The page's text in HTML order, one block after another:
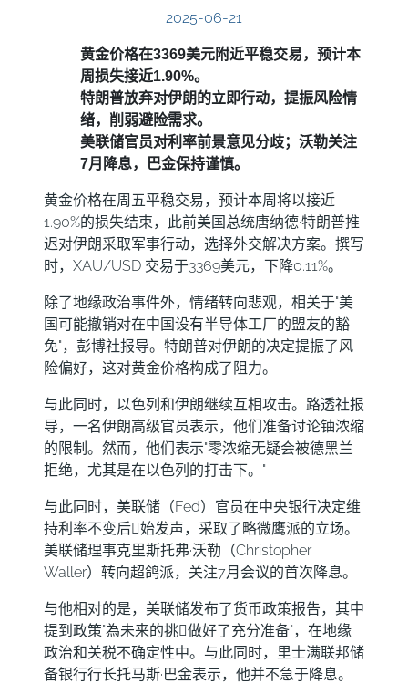
2025-06-21
黄金价格在3369美元附近平稳交易，预计本
周损失接近1.90%。
特朗普放弃对伊朗的立即行动，提振风险情
绪，削弱避险需求。
美联储官员对利率前景意见分歧；沃勒关注
7月降息，巴金保持谨慎。
黄金价格在周五平稳交易，预计本周将以接近
1.90%的损失结束，此前美国总统唐纳德·特朗普推
迟对伊朗采取军事行动，选择外交解决方案。撰写
时， XAU/USD 交易于3369美元，下降0.11%。
除了地缘政治事件外，情绪转向悲观，相关于"美
国可能撤销对在中国设有半导体工厂的盟友的豁
免"，彭博社报导。特朗普对伊朗的决定提振了风
险偏好，这对黄金价格构成了阻力。
与此同时，以色列和伊朗继续互相攻击。路透社报
导，一名伊朗高级官员表示，他们准备讨论铀浓缩
的限制。然而，他们表示"零浓缩无疑会被德黑兰
拒绝，尤其是在以色列的打击下。"
与此同时， 美联储 （Fed）官员在中央银行决定维
持利率不变后𫔭始发声，采取了略微鹰派的立场。
美联储理事克里斯托弗·沃勒（Christopher
Waller）转向超鸽派，关注7月会议的首次降息。
与他相对的是，美联储发布了货币政策报告，其中
提到政策"為未来的挑𢧐做好了充分准备"，在地缘
政治和关税不确定性中。与此同时，里士满联邦储
备银行行长托马斯·巴金表示，他并不急于降息。